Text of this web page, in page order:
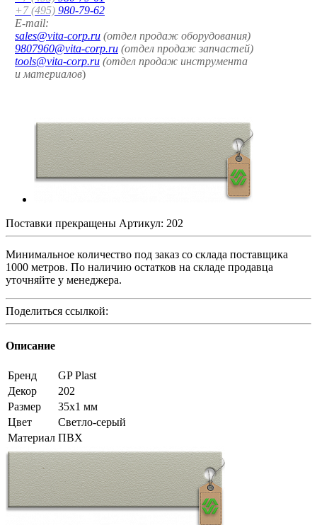
+7 (495) 980-79-62
E-mail:
sales@vita-corp.ru (отдел продаж оборудования)
9807960@vita-corp.ru (отдел продаж запчастей)
tools@vita-corp.ru (отдел продаж инструмента
и материалов)
Поставки прекращены Артикул: 202
Минимальное количество под заказ со склада поставщика
1000 метров. По наличию остатков на складе продавца
уточняйте у менеджера.
Поделиться ссылкой:
Описание
Бренд
GP Plast
Декор
202
Размер
35x1 мм
Цвет
Светло-серый
Материал ПВХ